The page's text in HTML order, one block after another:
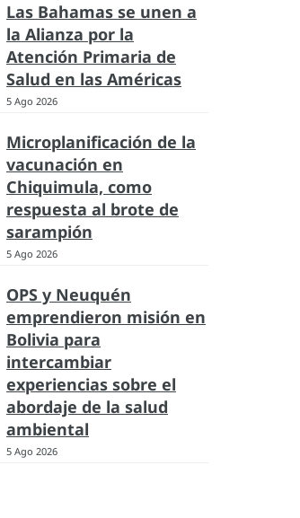
Las Bahamas se unen a
la Alianza por la
Atención Primaria de
Salud en las Américas
5 Ago 2026
Microplanificación de la
vacunación en
Chiquimula, como
respuesta al brote de
sarampión
5 Ago 2026
OPS y Neuquén
emprendieron misión en
Bolivia para
intercambiar
experiencias sobre el
abordaje de la salud
ambiental
5 Ago 2026